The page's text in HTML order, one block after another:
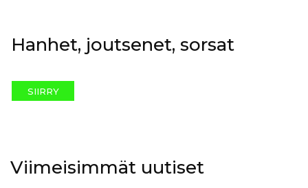
Hanhet, joutsenet, sorsat
SIIRRY
Viimeisimmät uutiset